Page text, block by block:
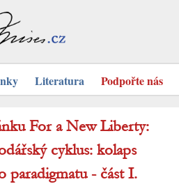
Literatura Podpořte nás
For a New Liberty:
cyklus: kolaps
paradigmatu - část I.